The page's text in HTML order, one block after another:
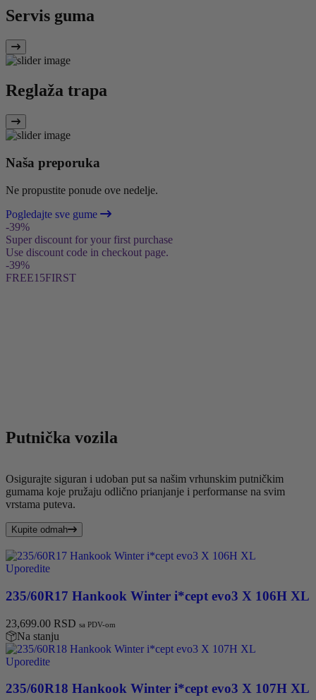
Servis guma
Reglaža trapa
Naša preporuka
Ne propustite ponude ove nedelje.
Pogledajte sve gume
-39%
Super discount for your first purchase
Use discount code in checkout page.
-39%
FREE15FIRST
Putnička vozila
Osigurajte siguran i udoban put sa našim vrhunskim putničkim
gumama koje pružaju odlično prianjanje i performanse na svim
vrstama puteva.
Kupite odmah
Uporedite
235/60R17 Hankook Winter i*cept evo3 X 106H XL
23,699.00 RSD sa PDV-om
Na stanju
Uporedite
235/60R18 Hankook Winter i*cept evo3 X 107H XL